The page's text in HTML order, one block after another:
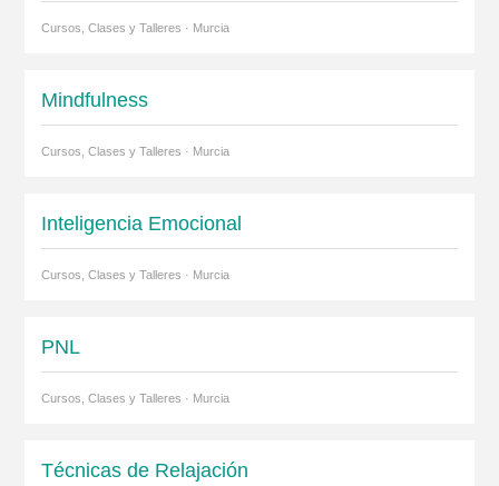
Cursos, Clases y Talleres · Murcia
Mindfulness
Cursos, Clases y Talleres · Murcia
Inteligencia Emocional
Cursos, Clases y Talleres · Murcia
PNL
Cursos, Clases y Talleres · Murcia
Técnicas de Relajación